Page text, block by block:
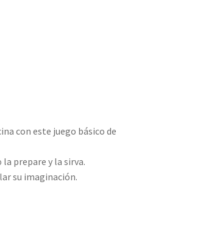
con este juego básico de
prepare y la sirva.
su imaginación.